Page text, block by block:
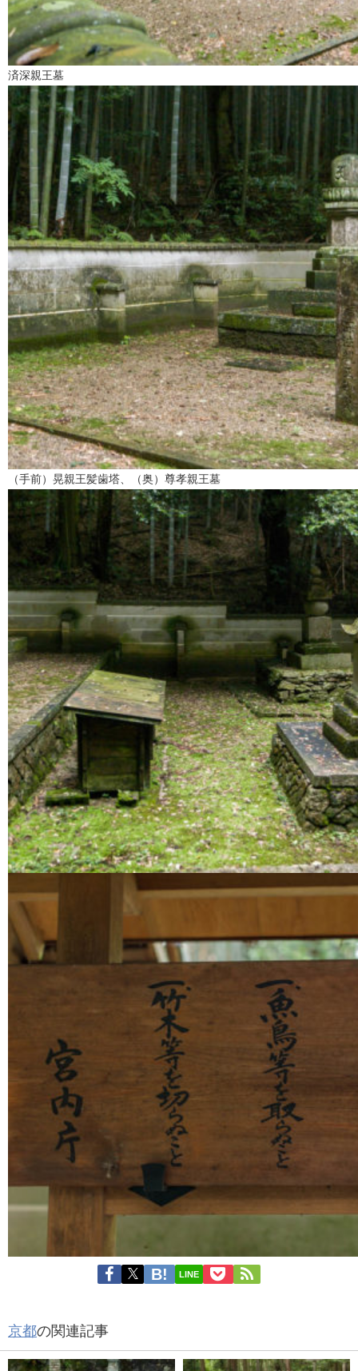
済深親王墓
（手前）晃親王髪歯塔、（奥）尊孝親王墓
LINE
京都の関連記事